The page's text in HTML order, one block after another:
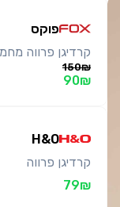
פוקס
קרדיגן פרווה
150₪
90₪
H&O
קרדיגן פרווה
79₪